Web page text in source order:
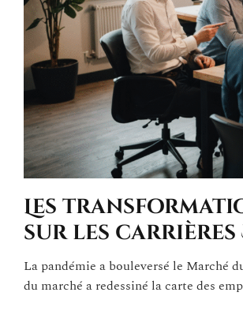
Les
sur les carrières
La pandémie a bouleversé le Marché
du marché a redessiné la carte des